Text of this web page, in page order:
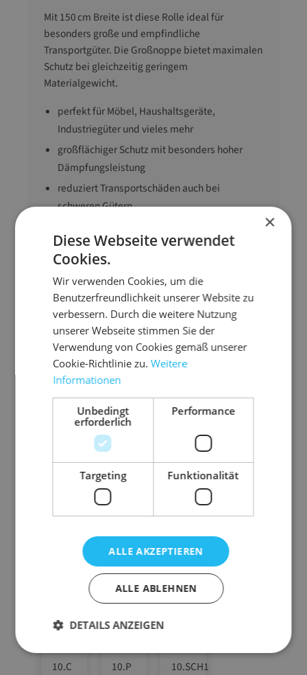
Mit 150 cm Breite ist diese Rolle ideal für
besonders große und empfindliche
Transportgüter. Die Großnoppe bietet maximalen
Schutz bei gleichzeitig geringem
Materialgewicht.
perfekt für Möbel, Haushaltsgeräte,
Industriegüter und vieles mehr
großflächiger Schutz mit besonders hoher
Dämpfungsleistung
reduziert Transportschäden auch bei
schweren Gütern
150 cm x 50 m (B x L)
Ausführung
Großnoppe
Material
Folie
Noppe
30 mm
Gewicht
6555 g
Zubehör-Artikel
10.C
10.P
10.SCH1
×
Diese Webseite verwendet
Cookies.
Wir verwenden Cookies, um die
Benutzerfreundlichkeit unserer Website zu
verbessern. Durch die weitere Nutzung
unserer Webseite stimmen Sie der
Verwendung von Cookies gemäß unserer
Cookie-Richtlinie zu.Weitere
Informationen
Unbedingt
erforderlich
Performance
Targeting Funktionalität
ALLE AKZEPTIEREN
ALLE ABLEHNEN
DETAILS ANZEIGEN